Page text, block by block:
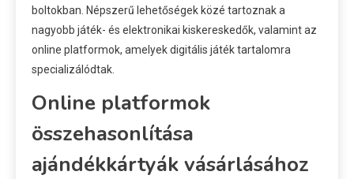
boltokban. Népszerű lehetőségek közé tartoznak a
nagyobb játék- és elektronikai kiskereskedők, valamint az
online platformok, amelyek digitális játék tartalomra
specializálódtak.
Online platformok
összehasonlítása
ajándékkártyák vásárlásához